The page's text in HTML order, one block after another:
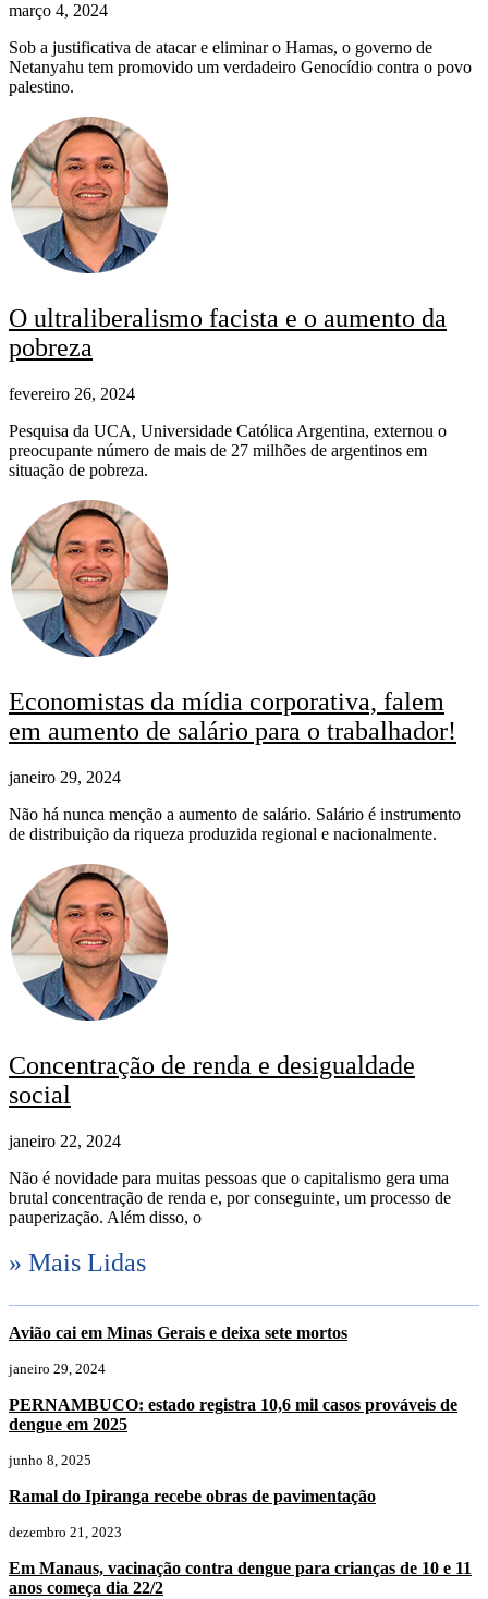
março 4, 2024
Sob a justificativa de atacar e eliminar o Hamas, o governo de
Netanyahu tem promovido um verdadeiro Genocídio contra o povo
palestino.
O ultraliberalismo facista e o aumento da
pobreza
fevereiro 26, 2024
Pesquisa da UCA, Universidade Católica Argentina, externou o
preocupante número de mais de 27 milhões de argentinos em
situação de pobreza.
Economistas da mídia corporativa, falem
em aumento de salário para o trabalhador!
janeiro 29, 2024
Não há nunca menção a aumento de salário. Salário é instrumento
de distribuição da riqueza produzida regional e nacionalmente.
Concentração de renda e desigualdade
social
janeiro 22, 2024
Não é novidade para muitas pessoas que o capitalismo gera uma
brutal concentração de renda e, por conseguinte, um processo de
pauperização. Além disso, o
» Mais Lidas
Avião cai em Minas Gerais e deixa sete mortos
janeiro 29, 2024
PERNAMBUCO: estado registra 10,6 mil casos prováveis de
dengue em 2025
junho 8, 2025
Ramal do Ipiranga recebe obras de pavimentação
dezembro 21, 2023
Em Manaus, vacinação contra dengue para crianças de 10 e 11
anos começa dia 22/2